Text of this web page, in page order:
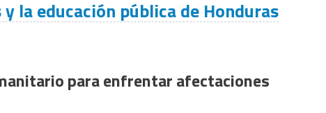
la educación pública de Honduras
para enfrentar afectaciones